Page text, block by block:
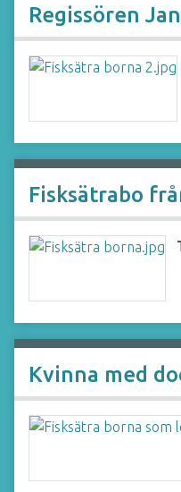
Regissören
Fisksätrabo
Kvinna med